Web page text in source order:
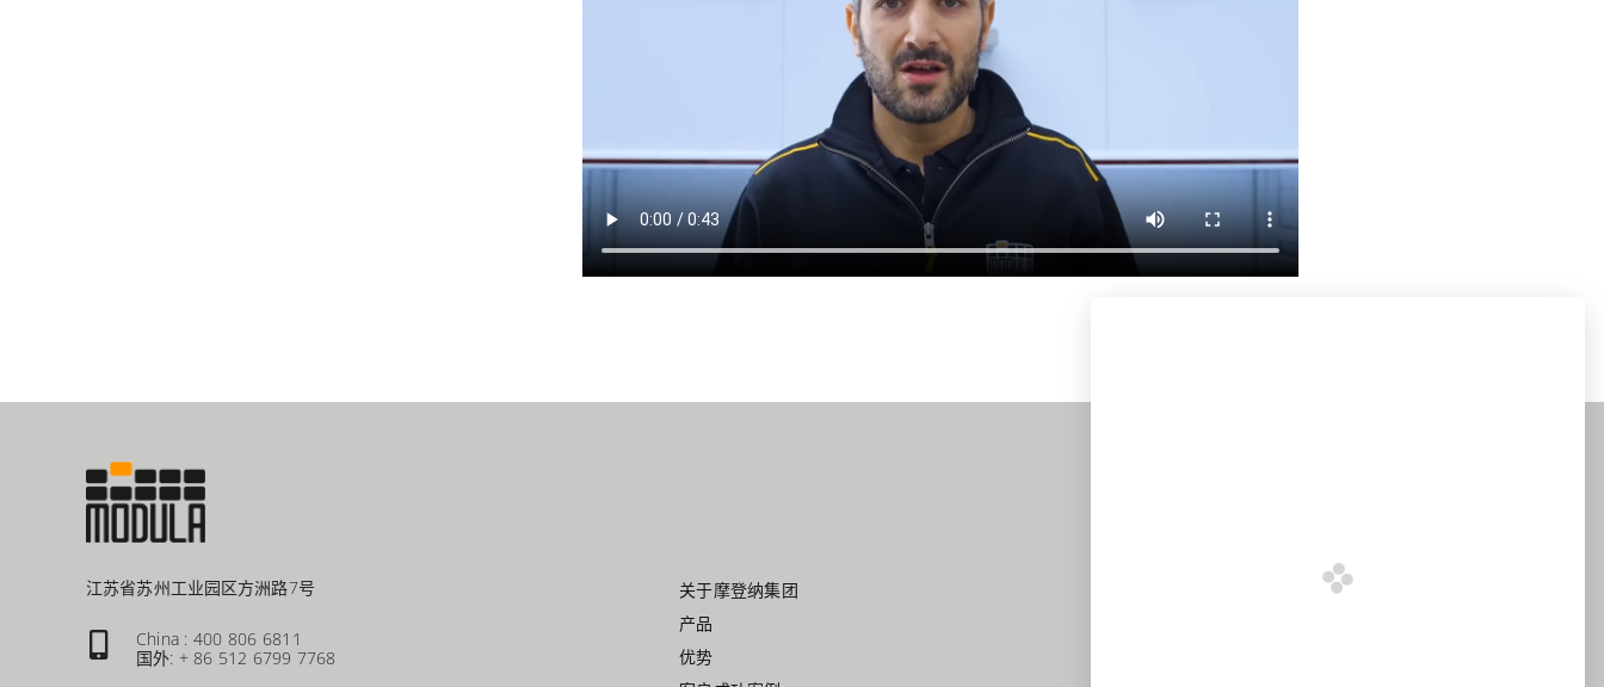
江苏省苏州工业园区方洲路7号
China : 400 806 6811
国外: + 86 512 6799 7768
关于摩登纳集团
产品
优势